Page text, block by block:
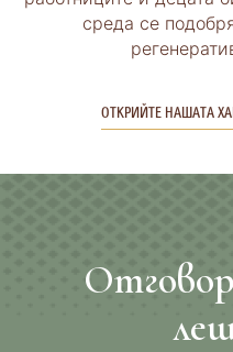
среда се
ОТКРИЙТЕ НАШАТА